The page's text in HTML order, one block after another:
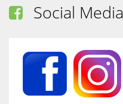
 Social Media